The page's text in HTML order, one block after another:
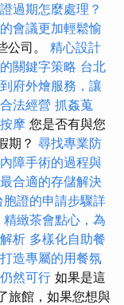
過期怎麼處理？
會議更加輕鬆愉
公司。 精心設計
關鍵字策略 台北
府外燴服務，讓
法經營 抓姦蒐
摩 您是否有與您
期？ 尋找專業防
障手術的過程與
合適的存儲解決
胞證的申請步驟詳
精緻茶會點心，為
析 多樣化自助餐
造專屬的用餐氛
然可行 如果是這
旅館，如果您想與